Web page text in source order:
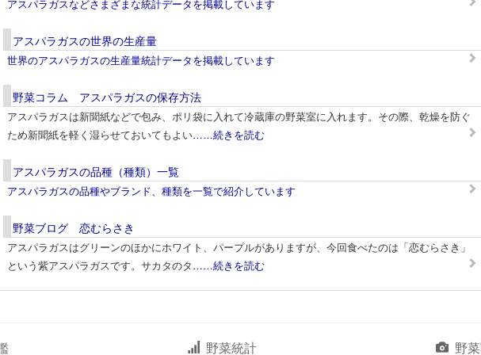
アスパラガスなどさまざまな統計データを掲載しています
アスパラガスの世界の生産量
世界のアスパラガスの生産量統計データを掲載しています
野菜コラム アスパラガスの保存方法
アスパラガスは新聞紙などで包み、ポリ袋に入れて冷蔵庫の野菜室に入れます。その際、乾燥を防ぐ
ため新聞紙を軽く湿らせておいてもよい……続きを読む
アスパラガスの品種（種類）一覧
アスパラガスの品種やブランド、種類を一覧で紹介しています
野菜ブログ 恋むらさき
アスパラガスはグリーンのほかにホワイト、パープルがありますが、今回食べたのは「恋むらさき」
という紫アスパラガスです。サカタのタ……続きを読む
野菜統計 野